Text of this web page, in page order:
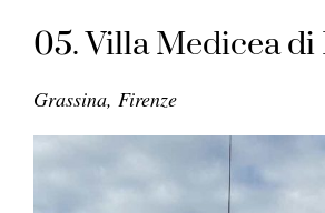
05. Villa Medicea
Grassina, Firenze